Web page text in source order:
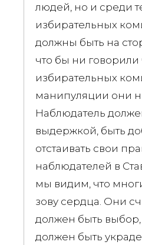
людей, но и среди
избирательных
должны быть на
что бы ни
избирательных
манипуляции они
Наблюдатель
выдержкой, быть
отстаивать свои
наблюдателей в
мы видим, что
зову сердца. Они
должен быть выбор,
должен быть